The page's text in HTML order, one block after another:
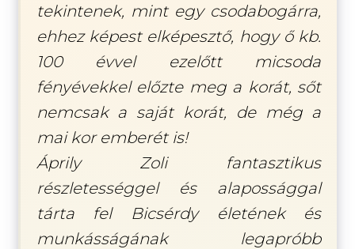
tekintenek, mint egy csodabogárra,
ehhez képest elképesztő, hogy ő kb.
100 évvel ezelőtt micsoda
fényévekkel előzte meg a korát, sőt
nemcsak a saját korát, de még a
mai kor emberét is!
Áprily Zoli fantasztikus
részletességgel és alapossággal
tárta fel Bicsérdy életének és
munkásságának legapróbb